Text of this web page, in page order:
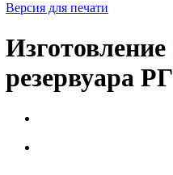
Версия для печати
Изготовление
резервуара